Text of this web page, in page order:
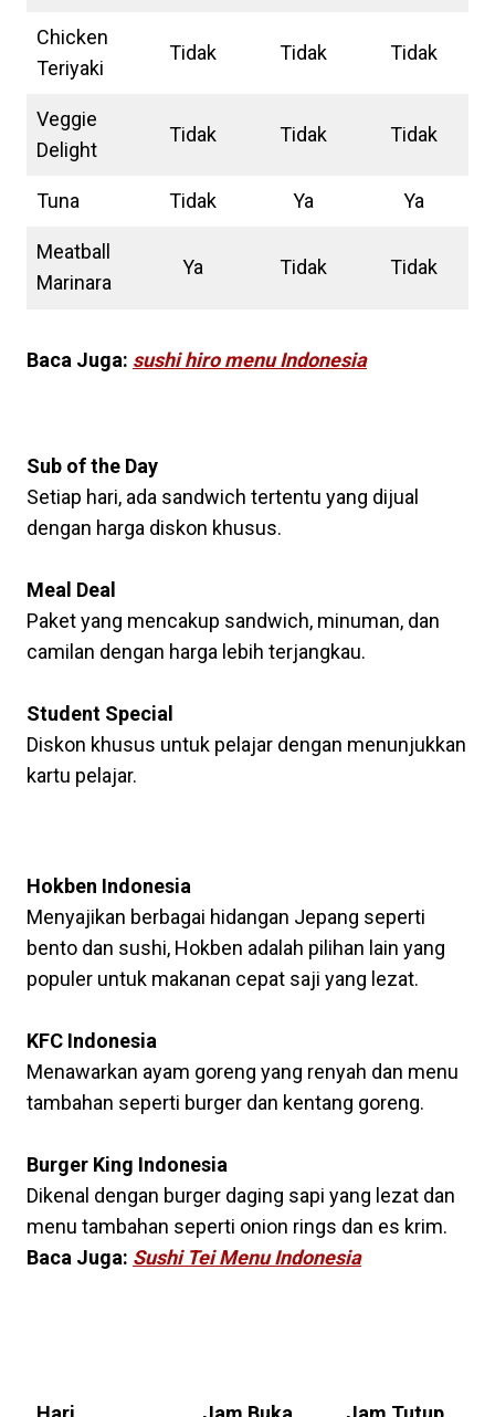
Chicken
Teriyaki
Tidak Tidak Tidak
Veggie
Delight
Tidak Tidak Tidak
Tuna Tidak Ya Ya
Meatball
Marinara
Ya Tidak Tidak
Baca Juga: sushi hiro menu Indonesia
Sub of the Day
Setiap hari, ada sandwich tertentu yang dijual
dengan harga diskon khusus.
Meal Deal
Paket yang mencakup sandwich, minuman, dan
camilan dengan harga lebih terjangkau.
Student Special
Diskon khusus untuk pelajar dengan menunjukkan
kartu pelajar.
Hokben Indonesia
Menyajikan berbagai hidangan Jepang seperti
bento dan sushi, Hokben adalah pilihan lain yang
populer untuk makanan cepat saji yang lezat.
KFC Indonesia
Menawarkan ayam goreng yang renyah dan menu
tambahan seperti burger dan kentang goreng.
Burger King Indonesia
Dikenal dengan burger daging sapi yang lezat dan
menu tambahan seperti onion rings dan es krim.
Baca Juga: Sushi Tei Menu Indonesia